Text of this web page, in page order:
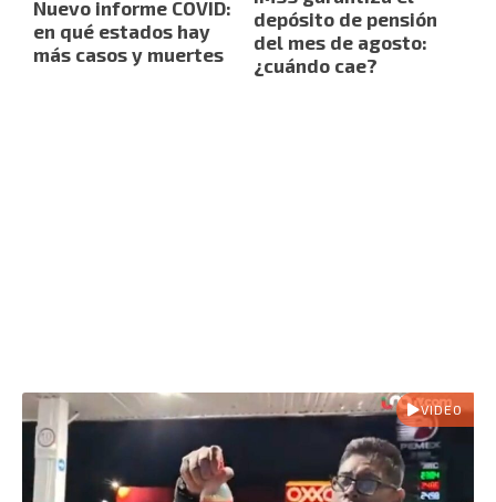
Nuevo informe COVID:
en qué estados hay
más casos y muertes
depósito de pensión
del mes de agosto:
¿cuándo cae?
VIDEO